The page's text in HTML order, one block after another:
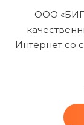
ООО «БИГ
Интернет со